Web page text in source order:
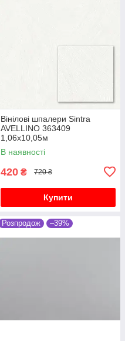
Вінілові шпалери Sintra
AVELLINO 363409
1,06х10,05м
В наявності
420 ₴ 720 ₴
Купити
Розпродож –39%